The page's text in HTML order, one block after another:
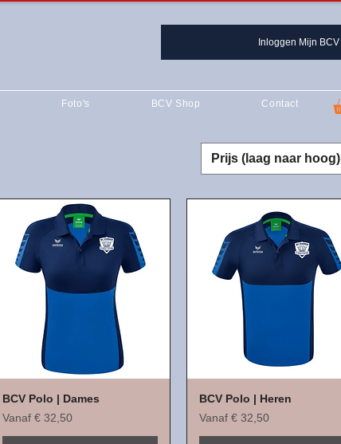
Inloggen Mijn BCV
Foto's BCV Shop Contact
Prijs (laag naar hoog)
BCV Polo | Dames
Vanaf € 32,50
Verkoopprijs
BCV Polo | Heren
Vanaf€ 32,50
Verkoopprijs